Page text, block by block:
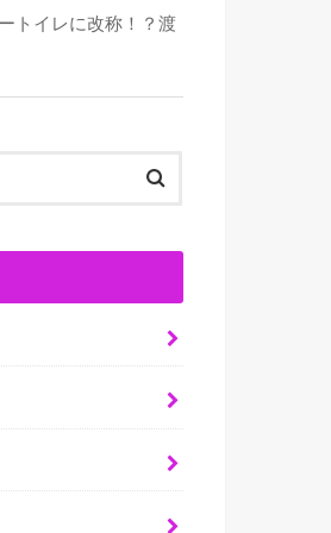
トイレに改称！？渡